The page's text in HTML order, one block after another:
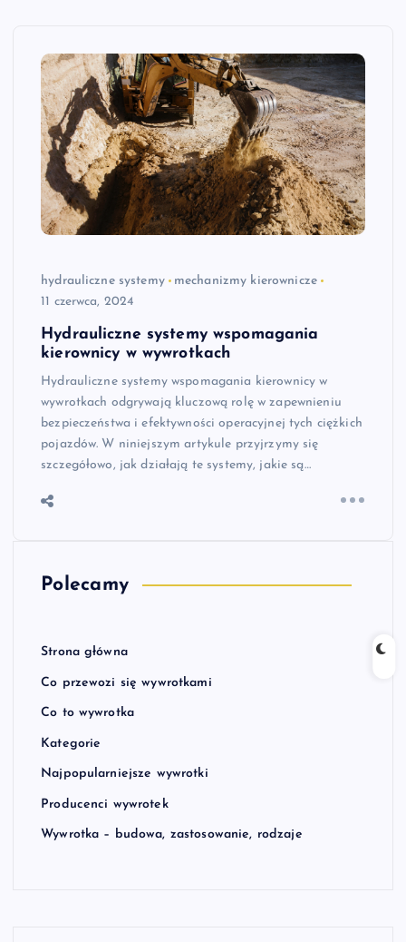
hydrauliczne systemy
mechanizmy kierownicze
11 czerwca, 2024
Hydrauliczne systemy wspomagania
kierownicy w wywrotkach
Hydrauliczne systemy wspomagania kierownicy w
wywrotkach odgrywają kluczową rolę w zapewnieniu
bezpieczeństwa i efektywności operacyjnej tych ciężkich
pojazdów. W niniejszym artykule przyjrzymy się
szczegółowo, jak działają te systemy, jakie są…
Polecamy
Strona główna
Co przewozi się wywrotkami
Co to wywrotka
Kategorie
Najpopularniejsze wywrotki
Producenci wywrotek
Wywrotka – budowa, zastosowanie, rodzaje